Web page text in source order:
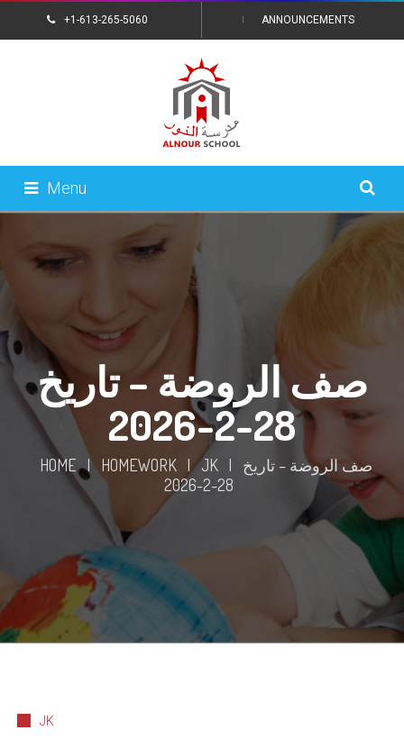
+1-613-265-5060 ANNOUNCEMENTS
Menu
صف الروضة – تاريخ
28-2-2026
HOME | HOMEWORK | JK |
صف الروضة – تاريخ
28-2-2026
JK